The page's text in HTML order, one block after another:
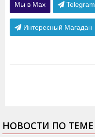
Мы в Max Telegram
Интересный Магадан
НОВОСТИ ПО ТЕМЕ